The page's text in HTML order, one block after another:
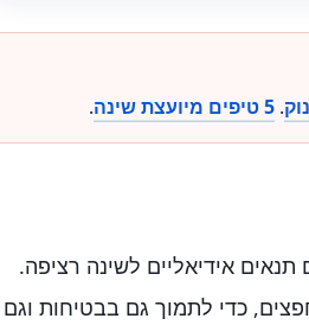
. 5 טיפים מיועצת שינה .
אידיאליים לשינה רציפה.
כדי לתמוך גם בבטיחות וגם